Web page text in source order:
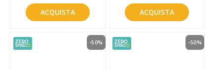
ACQUISTA ACQUISTA
-50% -50%